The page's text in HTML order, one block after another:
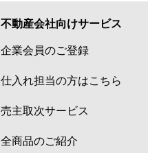
不動産会社向けサービス
企業会員のご登録
仕入れ担当の方はこちら
売主取次サービス
全商品のご紹介